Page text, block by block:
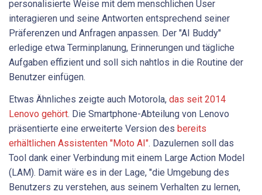
personalisierte Weise mit dem menschlichen User
interagieren und seine Antworten entsprechend seiner
Präferenzen und Anfragen anpassen. Der "AI Buddy"
erledige etwa Terminplanung, Erinnerungen und tägliche
Aufgaben effizient und soll sich nahtlos in die Routine der
Benutzer einfügen.
Etwas Ähnliches zeigte auch Motorola, das seit 2014
Lenovo gehört. Die Smartphone-Abteilung von Lenovo
präsentierte eine erweiterte Version des bereits
erhältlichen Assistenten "Moto AI". Dazulernen soll das
Tool dank einer Verbindung mit einem Large Action Model
(LAM). Damit wäre es in der Lage, "die Umgebung des
Benutzers zu verstehen, aus seinem Verhalten zu lernen,